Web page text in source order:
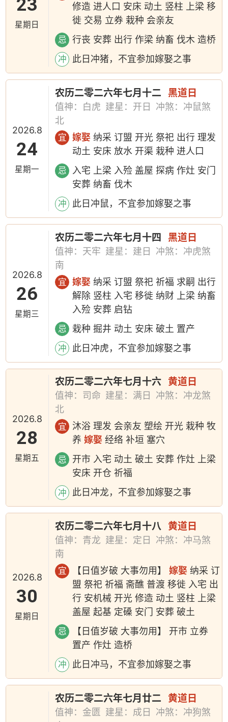
23
星期日
修造 进人口 安床 动土 竖柱 上梁 移
徙 交易 立券 栽种 会亲友
忌 行丧 安葬 出行 作梁 纳畜 伐木 造桥
冲 此日冲猪，不宜参加嫁娶之事
2026.8
24
星期一
农历二零二六年七月十二 黑道日
值神：白虎 建星：开日
冲煞：冲鼠煞
北
宜 嫁娶 纳采 订盟 开光 祭祀 出行 理发
动土 安床 放水 开渠 栽种 进人口
忌
入宅 上梁 入殓 盖屋 探病 作灶 安门
安葬 纳畜 伐木
冲 此日冲鼠，不宜参加嫁娶之事
2026.8
26
星期三
农历二零二六年七月十四 黑道日
值神：天牢 建星：建日
冲煞：冲虎煞
南
宜 嫁娶 纳采 订盟 祭祀 祈福 求嗣 出行
解除 竖柱 入宅 移徙 纳财 上梁 纳畜
入殓 安葬 启钻
忌 栽种 掘井 动土 安床 破土 置产
冲 此日冲虎，不宜参加嫁娶之事
2026.8
28
星期五
农历二零二六年七月十六 黄道日
值神：司命 建星：满日
冲煞：冲龙煞
北
宜
沐浴 理发 会亲友 塑绘 开光 栽种 牧
养嫁娶 经络 补垣 塞穴
忌
开市 入宅 动土 破土 安葬 作灶 上梁
安床 开仓 祈福
冲 此日冲龙，不宜参加嫁娶之事
2026.8
30
星期日
农历二零二六年七月十八 黄道日
值神：青龙 建星：定日
冲煞：冲马煞
南
宜 【日值岁破 大事勿用】嫁娶 纳采 订
盟 祭祀 祈福 斋醮 普渡 移徙 入宅 出
行 安机械 开光 修造 动土 竖柱 上梁
盖屋 起基 定磉 安门 安葬 破土
忌
【日值岁破 大事勿用】 开市 立券
置产 作灶 造桥
冲 此日冲马，不宜参加嫁娶之事
农历二零二六年七月廿二 黄道日
值神：金匮 建星：成日
冲煞：冲狗煞